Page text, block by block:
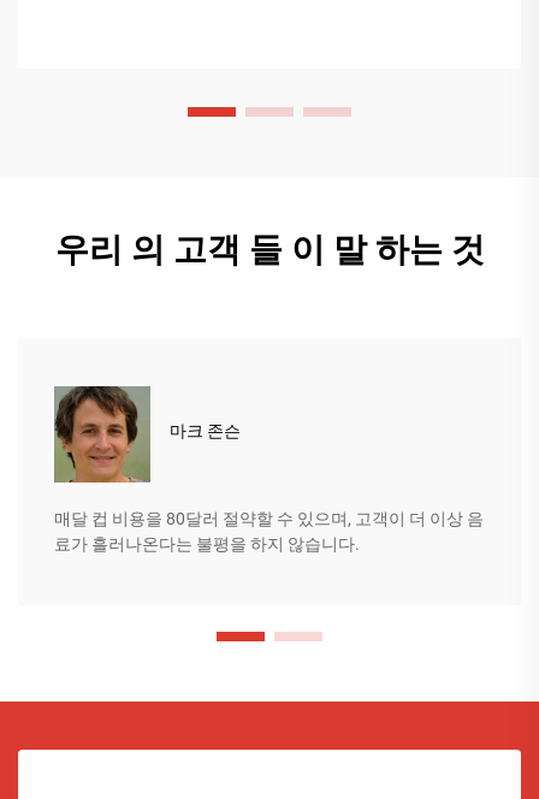
우리 의 고객 들 이 말 하는 것
마크 존슨
매달 컵 비용을 80달러 절약할 수 있으며, 고객이 더 이상 음
료가 흘러나온다는 불평을 하지 않습니다.